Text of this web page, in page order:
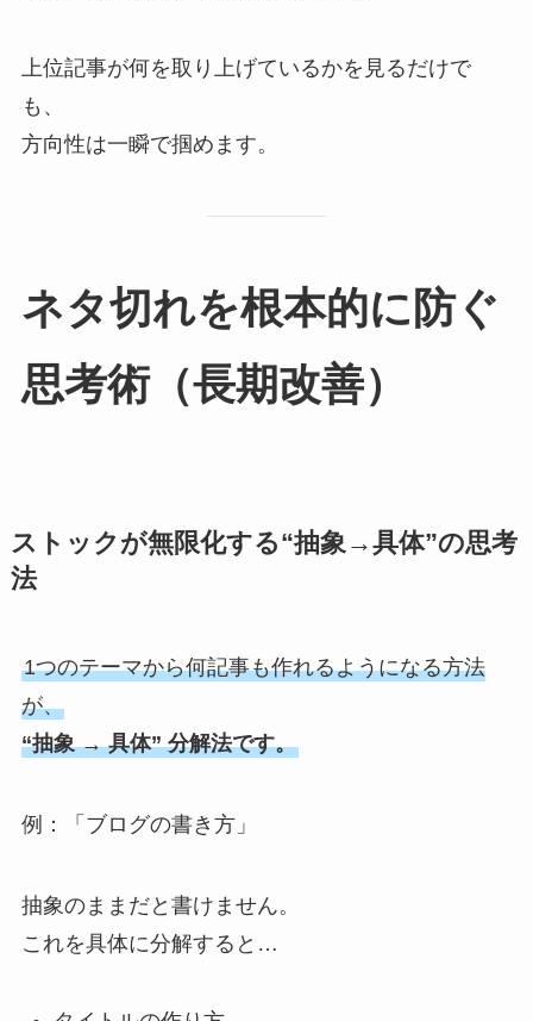
上位記事が何を取り上げているかを見るだけで
も、
方向性は一瞬で掴めます。
ネタ切れを根本的に防ぐ
思考術（長期改善）
ストックが無限化する“抽象→具体”の思考
法
1つのテーマから何記事も作れるようになる方法
が、
“抽象 → 具体” 分解法です。
例：「ブログの書き方」
抽象のままだと書けません。
これを具体に分解すると…